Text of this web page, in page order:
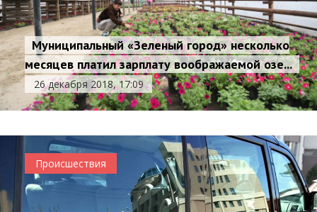
Муниципальный «Зеленый город» несколько
месяцев платил зарплату воображаемой озе...
26 декабря 2018, 17:09
Происшествия